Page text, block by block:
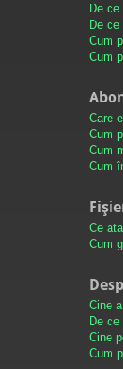
De
De
Cum
Cum
Care
Cum
Cum
Cum
Ce
Cum
Cine
De
Cine
Cum